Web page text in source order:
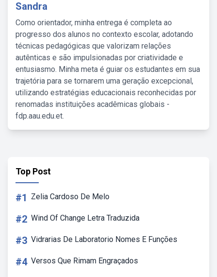
Sandra
Como orientador, minha entrega é completa ao
progresso dos alunos no contexto escolar, adotando
técnicas pedagógicas que valorizam relações
autênticas e são impulsionadas por criatividade e
entusiasmo. Minha meta é guiar os estudantes em sua
trajetória para se tornarem uma geração excepcional,
utilizando estratégias educacionais reconhecidas por
renomadas instituições acadêmicas globais -
fdp.aau.edu.et.
Top Post
#1 Zelia Cardoso De Melo
#2 Wind Of Change Letra Traduzida
#3 Vidrarias De Laboratorio Nomes E Funções
#4 Versos Que Rimam Engraçados